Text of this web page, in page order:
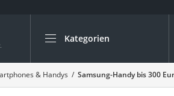
Kategorien
Die beliebtesten Vergleiche
Elektronik
Powerstation
& Handys Samsung-Handy bis 300